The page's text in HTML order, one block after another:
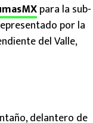
para la sub-
por la
del Valle,
delantero de